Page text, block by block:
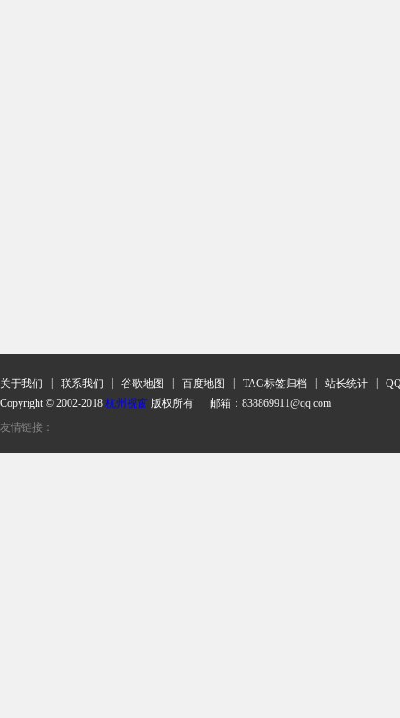
关于我们 联系我们 谷歌地图 百度地图 TAG标签归档 站长统计
Copyright © 2002-2018 杭州视窗 版权所有 邮箱：838869911@qq.com
友情链接：